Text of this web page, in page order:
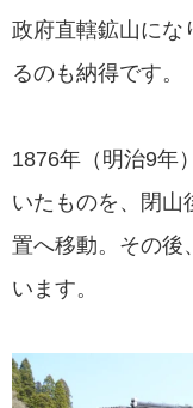
政府直轄鉱山にな
るのも納得です。
1876年（明治9年
いたものを、閉山
置へ移動。その後
います。